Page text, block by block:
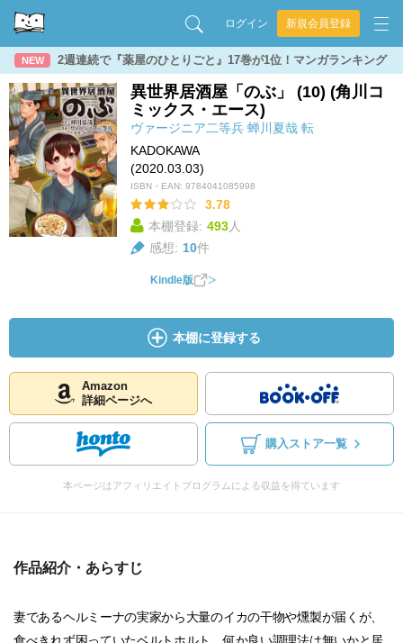
ログイン 新規会員登録
NEW 2週連続で『薬屋のひとりごと』17巻が1位！マンガランキング
異世界居酒屋「のぶ」 (10) (角川コ
ミックス・エース)
ヴァージニア二等兵 蝉川夏哉 転
KADOKAWA
(2020.03.03)
ISBN・EAN: 9784041085998
3.78
本棚登録: 493人
感想: 10件
Kindle版
本棚に登録する
Amazon
詳細ページへ
購入ストア一覧
本ページはアフィリエイトプログラムによる収益を得ています
作品紹介・あらすじ
妻であるヘルミーナの実家から大量のイカの干物や燻製が届くが、